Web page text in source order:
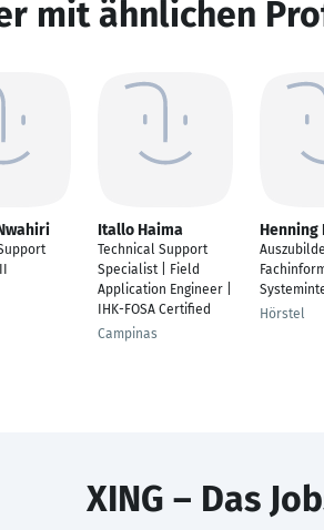
mit ähnlichen
Itallo Haima
Technical Support
Specialist | Field
Application Engineer |
IHK-FOSA Certified
Campinas
Henning
Hörstel
XING – Das